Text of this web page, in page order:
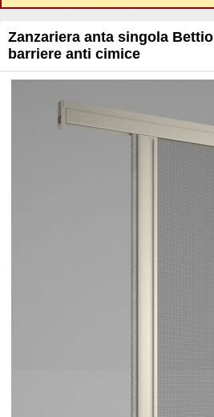
Zanzariera anta singola
barriere anti cimice